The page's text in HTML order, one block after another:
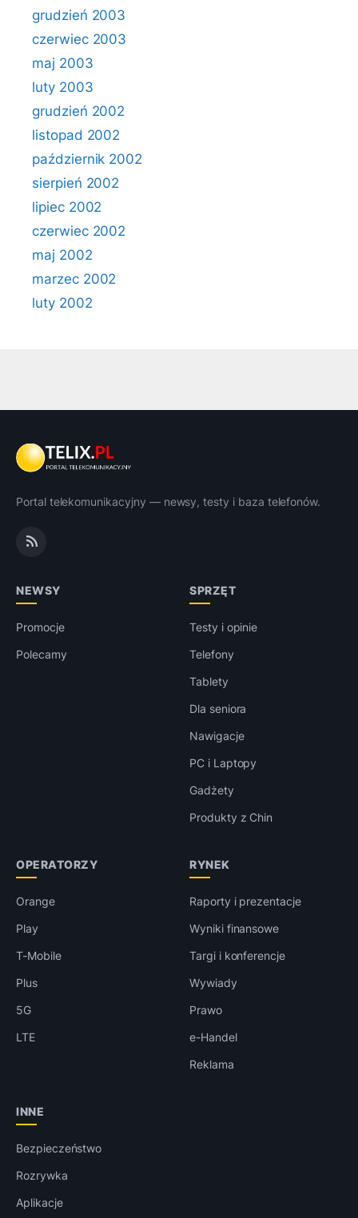
grudzień 2003
czerwiec 2003
maj 2003
luty 2003
grudzień 2002
listopad 2002
październik 2002
sierpień 2002
lipiec 2002
czerwiec 2002
maj 2002
marzec 2002
luty 2002
Portal telekomunikacyjny — newsy, testy i baza telefonów.
NEWSY
Promocje
Polecamy
SPRZĘT
Testy i opinie
Telefony
Tablety
Dla seniora
Nawigacje
PC i Laptopy
Gadżety
Produkty z Chin
OPERATORZY
Orange
Play
T-Mobile
Plus
5G
LTE
RYNEK
Raporty i prezentacje
Wyniki finansowe
Targi i konferencje
Wywiady
Prawo
e-Handel
Reklama
INNE
Bezpieczeństwo
Rozrywka
Aplikacje